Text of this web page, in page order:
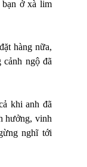
bạn ở xà lim
hàng nữa,
cảnh ngộ đã
khi anh đã
hưởng, vinh
nghĩ tới